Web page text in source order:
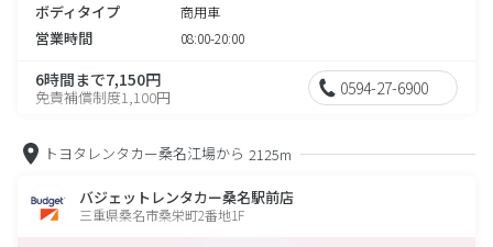
ボディタイプ 商用車
営業時間 08:00-20:00
6時間まで7,150円
免責補償制度1,100円 0594-27-6900
トヨタレンタカー桑名江場から 2125m
バジェットレンタカー桑名駅前店
三重県桑名市桑栄町2番地1F